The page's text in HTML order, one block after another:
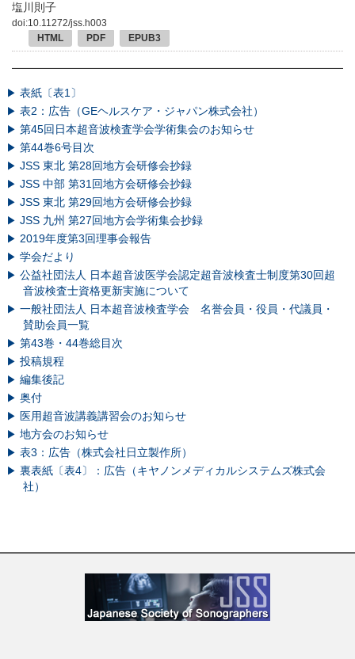
塩川則子
doi:10.11272/jss.h003
HTML
PDF EPUB3
表紙〔表1〕
表2：広告（GEヘルスケア・ジャパン株式会社）
第45回日本超音波検査学会学術集会のお知らせ
第44巻6号目次
JSS 東北 第28回地方会研修会抄録
JSS 中部 第31回地方会研修会抄録
JSS 東北 第29回地方会研修会抄録
JSS 九州 第27回地方会学術集会抄録
2019年度第3回理事会報告
学会だより
公益社団法人 日本超音波医学会認定超音波検査士制度第30回超
音波検査士資格更新実施について
一般社団法人 日本超音波検査学会 名誉会員・役員・代議員・
賛助会員一覧
第43巻・44巻総目次
投稿規程
編集後記
奥付
医用超音波講義講習会のお知らせ
地方会のお知らせ
表3：広告（株式会社日立製作所）
裏表紙〔表4〕：広告（キヤノンメディカルシステムズ株式会
社）